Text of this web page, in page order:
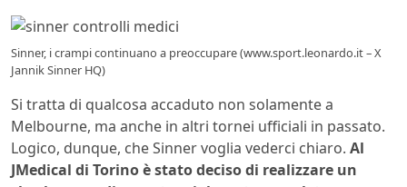
Sinner, i crampi continuano a preoccupare (www.sport.leonardo.it – X
Jannik Sinner HQ)
Si tratta di qualcosa accaduto non solamente a
Melbourne, ma anche in altri tornei ufficiali in passato.
Logico, dunque, che Sinner voglia vederci chiaro. Al
JMedical di Torino è stato deciso di realizzare un